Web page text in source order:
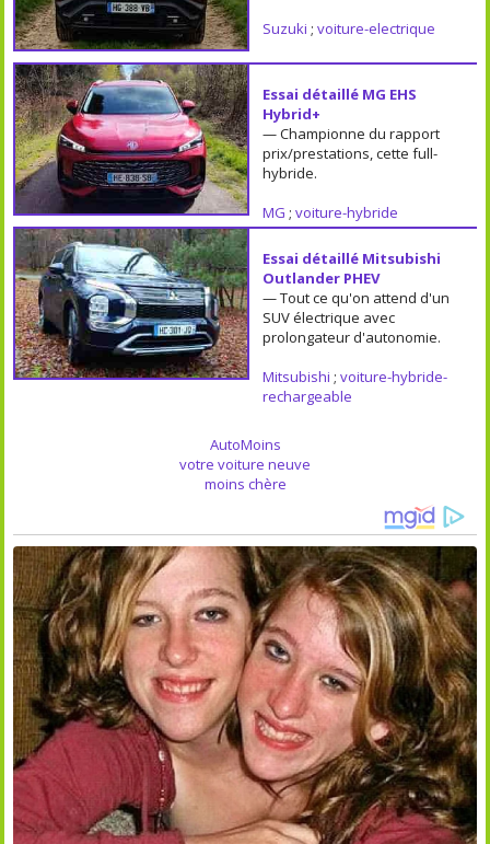
Suzuki ; voiture-electrique
Essai détaillé MG EHS
Hybrid+
— Championne du rapport
prix/prestations, cette full-
hybride.
MG ; voiture-hybride
Essai détaillé Mitsubishi
Outlander PHEV
— Tout ce qu'on attend d'un
SUV électrique avec
prolongateur d'autonomie.
Mitsubishi ; voiture-hybride-
rechargeable
AutoMoins
votre voiture neuve
moins chère